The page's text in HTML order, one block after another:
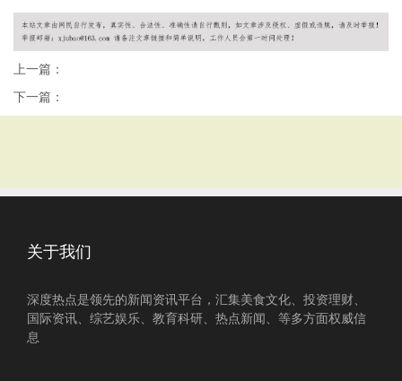
上一篇：
下一篇：
关于我们
深度热点是领先的新闻资讯平台，汇集美食文化、投资理财、
国际资讯、综艺娱乐、教育科研、热点新闻、等多方面权威信
息